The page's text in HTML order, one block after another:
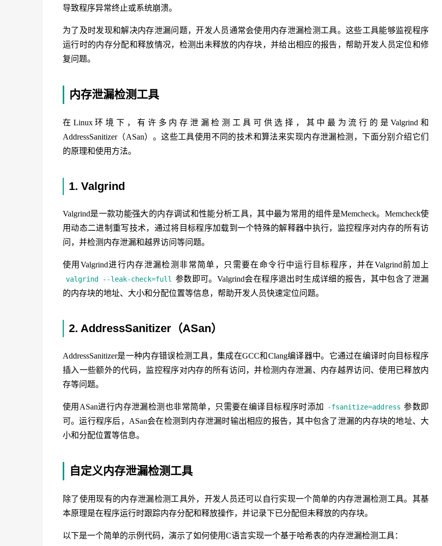
导致程序异常终止或系统崩溃。
为了及时发现和解决内存泄漏问题，开发人员通常会使用内存泄漏检测工具。这些工具能够监视程序
运行时的内存分配和释放情况，检测出未释放的内存块，并给出相应的报告，帮助开发人员定位和修
复问题。
内存泄漏检测工具
在Linux环境下，有许多内存泄漏检测工具可供选择，其中最为流行的是Valgrind和
AddressSanitizer（ASan）。这些工具使用不同的技术和算法来实现内存泄漏检测，下面分别介绍它们
的原理和使用方法。
1. Valgrind
Valgrind是一款功能强大的内存调试和性能分析工具，其中最为常用的组件是Memcheck。Memcheck使
用动态二进制重写技术，通过将目标程序加载到一个特殊的解释器中执行，监控程序对内存的所有访
问，并检测内存泄漏和越界访问等问题。
使用Valgrind进行内存泄漏检测非常简单，只需要在命令行中运行目标程序，并在Valgrind前加上
valgrind --leak-check=full 参数即可。Valgrind会在程序退出时生成详细的报告，其中包含了泄漏
的内存块的地址、大小和分配位置等信息，帮助开发人员快速定位问题。
2. AddressSanitizer（ASan）
AddressSanitizer是一种内存错误检测工具，集成在GCC和Clang编译器中。它通过在编译时向目标程序
插入一些额外的代码，监控程序对内存的所有访问，并检测内存泄漏、内存越界访问、使用已释放内
存等问题。
使用ASan进行内存泄漏检测也非常简单，只需要在编译目标程序时添加 -fsanitize=address 参数即
可。运行程序后，ASan会在检测到内存泄漏时输出相应的报告，其中包含了泄漏的内存块的地址、大
小和分配位置等信息。
自定义内存泄漏检测工具
除了使用现有的内存泄漏检测工具外，开发人员还可以自行实现一个简单的内存泄漏检测工具。其基
本原理是在程序运行时跟踪内存分配和释放操作，并记录下已分配但未释放的内存块。
以下是一个简单的示例代码，演示了如何使用C语言实现一个基于哈希表的内存泄漏检测工具：